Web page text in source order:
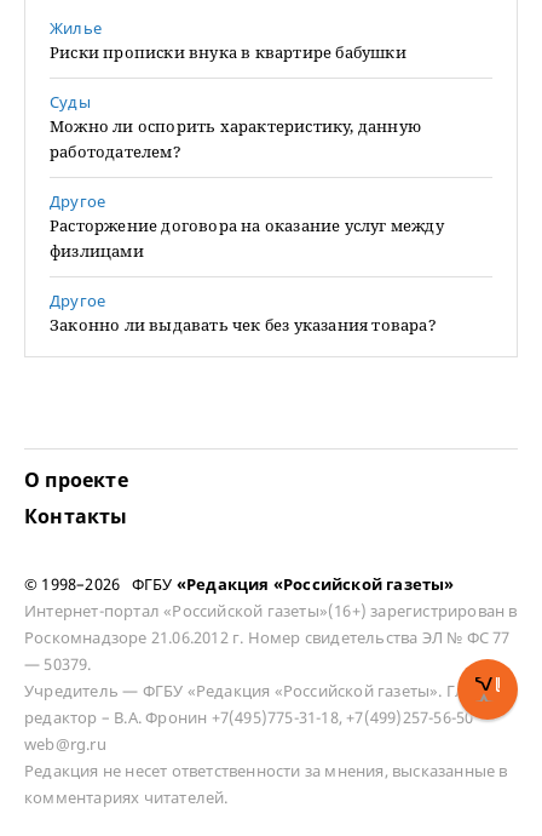
Жилье
Риски прописки внука в квартире бабушки
Суды
Можно ли оспорить характеристику, данную
работодателем?
Другое
Расторжение договора на оказание услуг между
физлицами
Другое
Законно ли выдавать чек без указания товара?
О проекте
Контакты
© 1998–2026 ФГБУ «Редакция «Российской газеты»
Интернет-портал «Российской газеты»(16+) зарегистрирован в
Роскомнадзоре 21.06.2012 г. Номер свидетельства ЭЛ № ФС 77
— 50379.
Учредитель — ФГБУ «Редакция «Российской газеты». Главный
редактор – В.А. Фронин +7(495)775-31-18, +7(499)257-56-50
web@rg.ru
Редакция не несет ответственности за мнения, высказанные в
комментариях читателей.